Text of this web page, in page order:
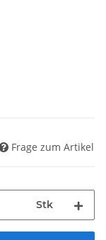
Frage zum Artikel
Stk